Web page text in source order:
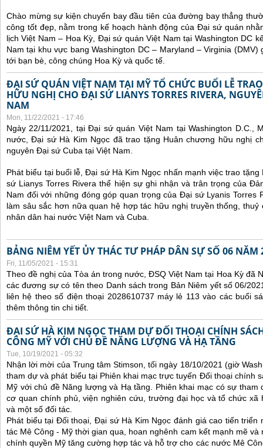
Chào mừng sự kiện chuyến bay đầu tiên của đường bay thẳng
công tốt đẹp, nằm trong kế hoạch hành động của Đại sứ quán
lịch Việt Nam – Hoa Kỳ, Đại sứ quán Việt Nam tại Washington DC
Nam tại khu vực bang Washington DC – Maryland – Virginia
tới bạn bè, công chúng Hoa Kỳ và quốc tế.
ĐẠI SỨ QUÁN VIỆT NAM TẠI MỸ TỔ CHỨC BUỔI LỄ
HỮU NGHỊ CHO ĐẠI SỨ LIANYS TORRES RIVERA,
NAM
Mon, 11/22/2021 - 17:46
Ngày 22/11/2021, tại Đại sứ quán Việt Nam tại Washington D.C.,
nước, Đại sứ Hà Kim Ngọc đã trao tặng Huân chương hữu nghị
nguyên Đại sứ Cuba tại Việt Nam.
Phát biểu tại buổi lễ, Đại sứ Hà Kim Ngọc nhấn mạnh việc trao
sứ Lianys Torres Rivera thể hiện sự ghi nhận và trân trọng của
Nam đối với những đóng góp quan trọng của Đại sứ Lyanis Torres
làm sâu sắc hơn nữa quan hệ hợp tác hữu nghị truyền thống,
nhân dân hai nước Việt Nam và Cuba.
BẢNG NIÊM YẾT ỦY THÁC TƯ PHÁP DÂN SỰ SỐ 06 NĂM
Fri, 11/05/2021 - 15:31
Theo đề nghị của Tòa án trong nước, ĐSQ Việt Nam tại Hoa Kỳ đã
các đương sự có tên theo Danh sách trong Bản Niêm yết số 06/
liên hệ theo số điện thoại 2028610737 máy lẻ 113 vào các buổi
thêm thông tin chi tiết.
ĐẠI SỨ HÀ KIM NGỌC THAM DỰ ĐỐI THOẠI CHÍNH
CÔNG MỸ VỚI CHỦ ĐỀ NĂNG LƯỢNG VÀ HẠ TẦNG
Tue, 10/19/2021 - 05:32
Nhận lời mời của Trung tâm Stimson, tối ngày 18/10/2021 (giờ
tham dự và phát biểu tại Phiên khai mạc trực tuyến Đối thoại chính
Mỹ với chủ đề Năng lượng và Hạ tầng. Phiên khai mạc có sự
cơ quan chính phủ, viện nghiên cứu, trường đại học và tổ chức xã
và một số đối tác.
Phát biểu tại Đối thoại, Đại sứ Hà Kim Ngọc đánh giá cao tiến triển
tác Mê Công - Mỹ thời gian qua, hoan nghênh cam kết mạnh mẽ
chính quyền Mỹ tăng cường hợp tác và hỗ trợ cho các nước Mê